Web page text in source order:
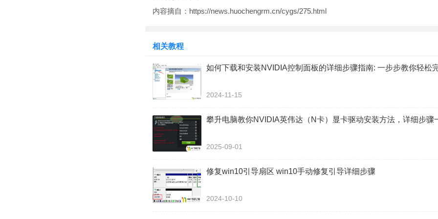
内容摘自：https://news.huochengrm.cn/cygs/275.html
相关教程
如何下载和安装NVIDIA控制面板的详细步骤指南: 一步步教你轻松
2024-11-15
攀升电脑教你NVIDIA英伟达（N卡）显卡驱动安装方法，详细步骤
2025-09-01
修复win10引导扇区 win10手动修复引导详细步骤
2024-10-10